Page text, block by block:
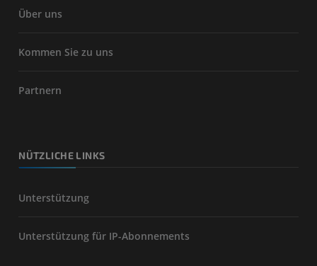
Über uns
Kommen Sie zu uns
Partnern
NÜTZLICHE LINKS
Unterstützung
Unterstützung für IP-Abonnements